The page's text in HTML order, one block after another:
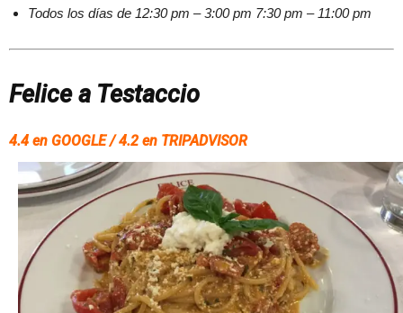
Todos los días de 12:30 pm – 3:00 pm 7:30 pm – 11:00 pm
Felice a Testaccio
4.4 en GOOGLE / 4.2 en TRIPADVISOR